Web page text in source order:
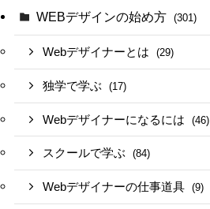
WEBデザインの始め方 (301)
Webデザイナーとは (29)
独学で学ぶ (17)
Webデザイナーになるには (46)
スクールで学ぶ (84)
Webデザイナーの仕事道具 (9)